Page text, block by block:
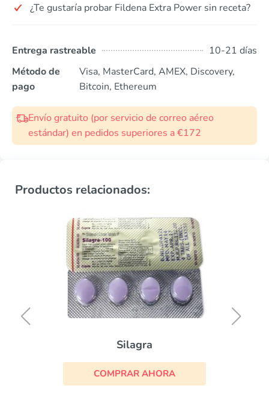
¿Te gustaría probar Fildena Extra Power sin receta?
Entrega rastreable
10-21 días
Método de
pago
Visa, MasterCard, AMEX, Discovery,
Bitcoin, Ethereum
Envío gratuito (por servicio de correo aéreo
estándar) en pedidos superiores a €172
Productos relacionados:
Silagra
COMPRAR AHORA